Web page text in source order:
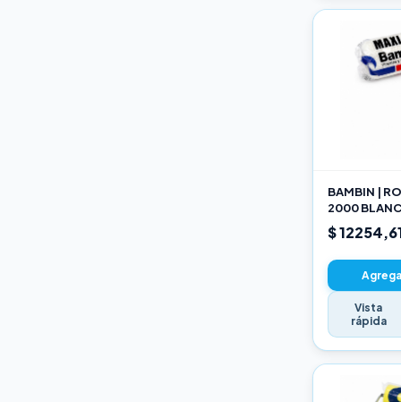
BAMBIN |
2000
$
Vista
rápida